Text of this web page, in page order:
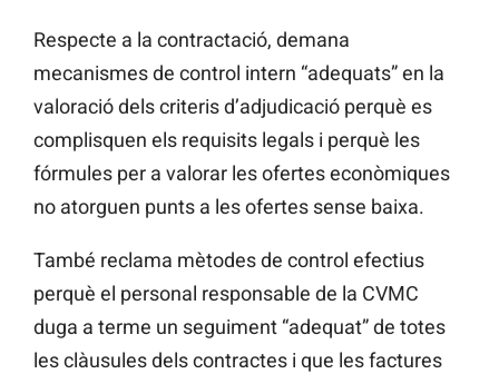
Respecte a la contractació, demana
mecanismes de control intern “adequats” en la
valoració dels criteris d’adjudicació perquè es
complisquen els requisits legals i perquè les
fórmules per a valorar les ofertes econòmiques
no atorguen punts a les ofertes sense baixa.
També reclama mètodes de control efectius
perquè el personal responsable de la CVMC
duga a terme un seguiment “adequat” de totes
les clàusules dels contractes i que les factures